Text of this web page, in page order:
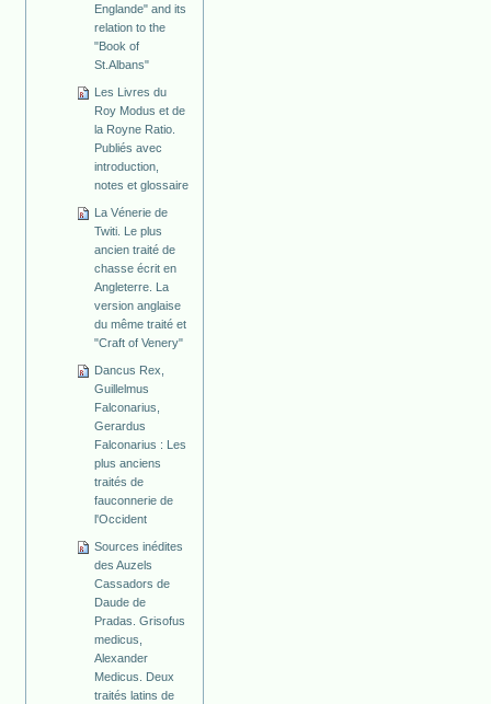
Englande" and its
relation to the
"Book of
St.Albans"
Les Livres du
Roy Modus et de
la Royne Ratio.
Publiés avec
introduction,
notes et glossaire
La Vénerie de
Twiti. Le plus
ancien traité de
chasse écrit en
Angleterre. La
version anglaise
du même traité et
"Craft of Venery"
Dancus Rex,
Guillelmus
Falconarius,
Gerardus
Falconarius : Les
plus anciens
traités de
fauconnerie de
l'Occident
Sources inédites
des Auzels
Cassadors de
Daude de
Pradas. Grisofus
medicus,
Alexander
Medicus. Deux
traités latins de